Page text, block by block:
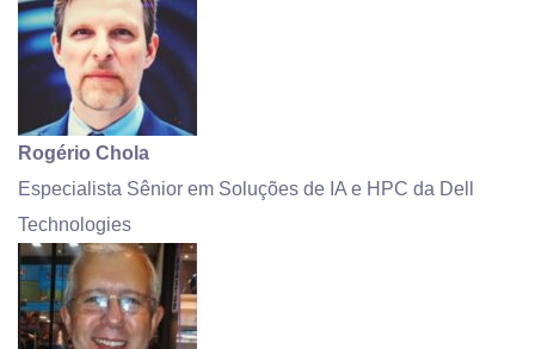
Rogério Chola
Especialista Sênior em Soluções de IA e HPC da Dell
Technologies